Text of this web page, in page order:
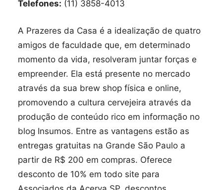
Telefones: (11) 3858-4013
A Prazeres da Casa é a idealização de quatro
amigos de faculdade que, em determinado
momento da vida, resolveram juntar forças e
empreender. Ela está presente no mercado
através da sua brew shop física e online,
promovendo a cultura cervejeira através da
produção de conteúdo rico em informação no
blog Insumos. Entre as vantagens estão as
entregas gratuitas na Grande São Paulo a
partir de R$ 200 em compras. Oferece
desconto de 10% em todo site para